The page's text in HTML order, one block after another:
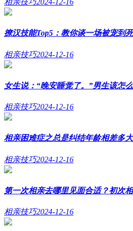
相亲技巧2024-12-16
撩汉技能Top5：教你谈一场被宠到
相亲技巧2024-12-16
女生说：“晚安睡觉了。”男生该怎
相亲技巧2024-12-16
相亲困难症之总是纠结年龄相差多
相亲技巧2024-12-16
第一次相亲去哪里见面合适？初次
相亲技巧2024-12-16